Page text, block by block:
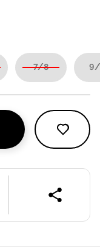
7/8 9/